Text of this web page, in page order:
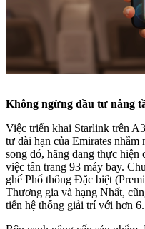
Không ngừng đầu tư nâng
Việc triển khai Starlink trên
tư dài hạn của Emirates
song đó, hãng đang thực
việc tân trang 93 máy bay.
ghế Phổ thông Đặc biệt
Thương gia và hạng Nhất,
tiến hệ thống giải trí với hơn